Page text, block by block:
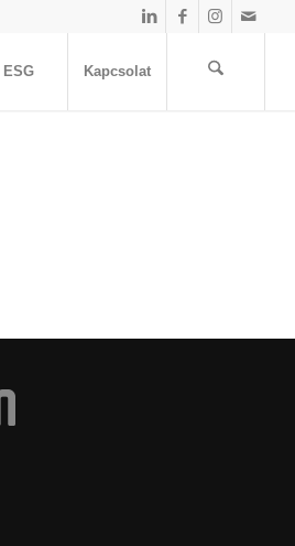
ESG Kapcsolat